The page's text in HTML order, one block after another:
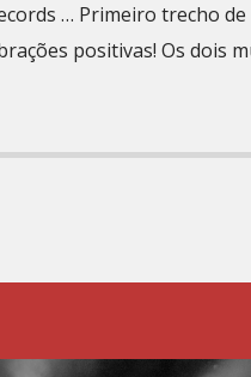
… Primeiro trecho de
positivas! Os dois